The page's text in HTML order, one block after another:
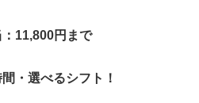
11,800円まで
・選べるシフト！